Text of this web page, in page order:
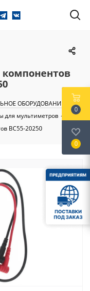
ОБОРУДОВАНИЕ
-
для мультиметров -
Щуп-
BC55-20250
0
0